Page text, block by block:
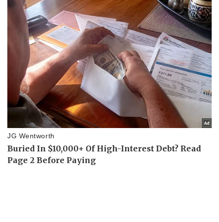
Thể thao
Bóng đá
Lịch thi đấu bóng đá
Thế giới thể thao
eSports
Hậu trường
Ô tô - Xe máy
Ô tô
Xe máy
Tư vấn